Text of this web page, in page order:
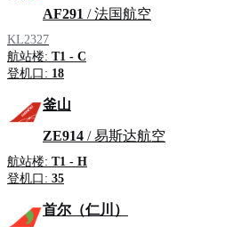
AF291 / 法国航空
KL2327
航站楼: T1 - C
登机口: 18
釜山
ZE914 / 易斯达航空
航站楼: T1 - H
登机口: 35
首尔（仁川）